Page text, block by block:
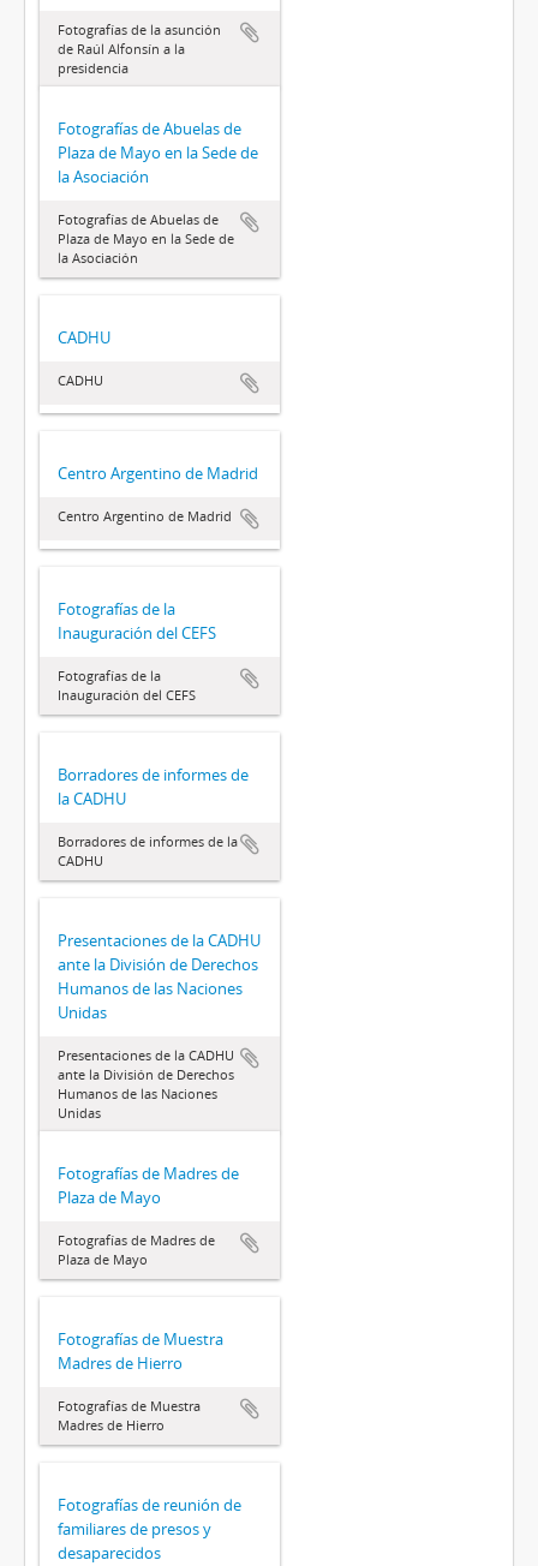
Fotografías de la asunción
de Raúl Alfonsín a la
presidencia
Fotografías de Abuelas de
Plaza de Mayo en la Sede de
la Asociación
Fotografías de Abuelas de
Plaza de Mayo en la Sede de
la Asociación
CADHU
CADHU
Centro Argentino de Madrid
Centro Argentino de Madrid
Fotografías de la
Inauguración del CEFS
Fotografías de la
Inauguración del CEFS
Borradores de informes de
la CADHU
Borradores de informes de la
CADHU
Presentaciones de la CADHU
ante la División de Derechos
Humanos de las Naciones
Unidas
Presentaciones de la CADHU
ante la División de Derechos
Humanos de las Naciones
Unidas
Fotografías de Madres de
Plaza de Mayo
Fotografías de Madres de
Plaza de Mayo
Fotografías de Muestra
Madres de Hierro
Fotografías de Muestra
Madres de Hierro
Fotografías de reunión de
familiares de presos y
desaparecidos